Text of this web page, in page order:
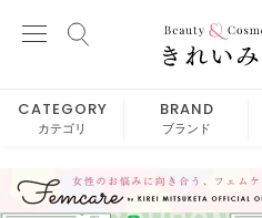
CATEGORY
カテゴリ
BRAND
ブランド